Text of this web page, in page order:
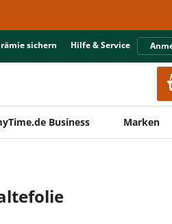
sichern Hilfe & Service
Business Marken